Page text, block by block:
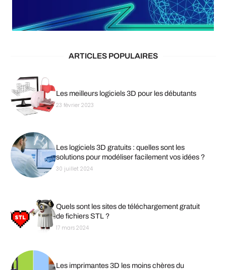
ARTICLES POPULAIRES
Les meilleurs logiciels 3D pour les débutants
23 février 2023
Les logiciels 3D gratuits : quelles sont les
solutions pour modéliser facilement vos idées ?
30 juillet 2024
Quels sont les sites de téléchargement gratuit
de fichiers STL ?
17 mars 2024
Les imprimantes 3D les moins chères du